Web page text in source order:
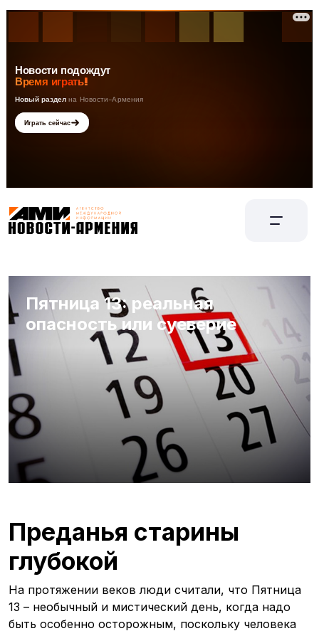
Пятница 13: реальная
опасность или суеверие
Преданья старины
глубокой
На протяжении веков люди считали, что Пятница
13 – необычный и мистический день, когда надо
быть особенно осторожным, поскольку человека